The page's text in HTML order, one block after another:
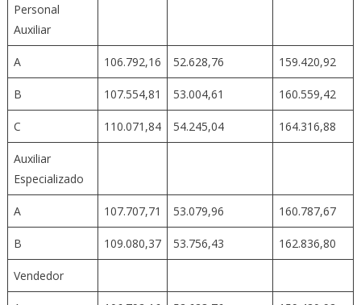
Personal
Auxiliar
A 106.792,16 52.628,76 159.420,92
B 107.554,81 53.004,61 160.559,42
C 110.071,84 54.245,04 164.316,88
Auxiliar
Especializado
A 107.707,71 53.079,96 160.787,67
B 109.080,37 53.756,43 162.836,80
Vendedor